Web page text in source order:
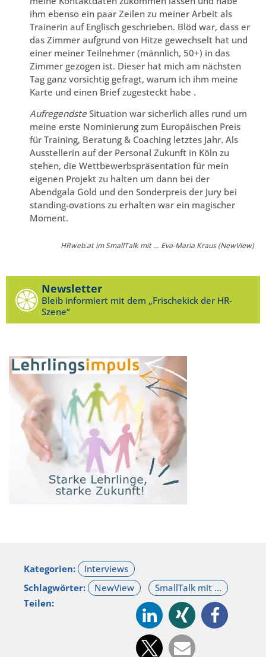
ihm ebenso ein paar Zeilen zu meiner Arbeit als
Trainerin auf Englisch geschrieben. Blöd war, dass er
das Zimmer aufgrund von Hitze gewechselt hat und
einer meiner Teilnehmer (männlich, 50+) in das
Zimmer gezogen ist. Dieser hat mich am nächsten
Tag ganz vorsichtig gefragt, warum ich ihm meine
Karte und einen Brief zugesteckt habe .
Aufregendste Situation war sicherlich alles rund um
meine erste Nominierung zum Europäischen Preis
für Training, Beratung & Coaching letztes Jahr. Als
Ausstellerin auf der Personal Zukunft in Köln zu
stehen, die Wettbewerbspräsentation für mein
eigenen Projekt zu halten um dann bei der
Abendgala Gold und den Sonderpreis der Jury bei
standing-ovations zu erhalten war ein magischer
Moment.
HRweb.at im SmallTalk mit … Eva-Maria Kraus (NewView)
Newsletter
Bleib informiert mit dem „Frischekick der HR-
Szene“
Kategorien:
Schlagwörter:
Teilen: